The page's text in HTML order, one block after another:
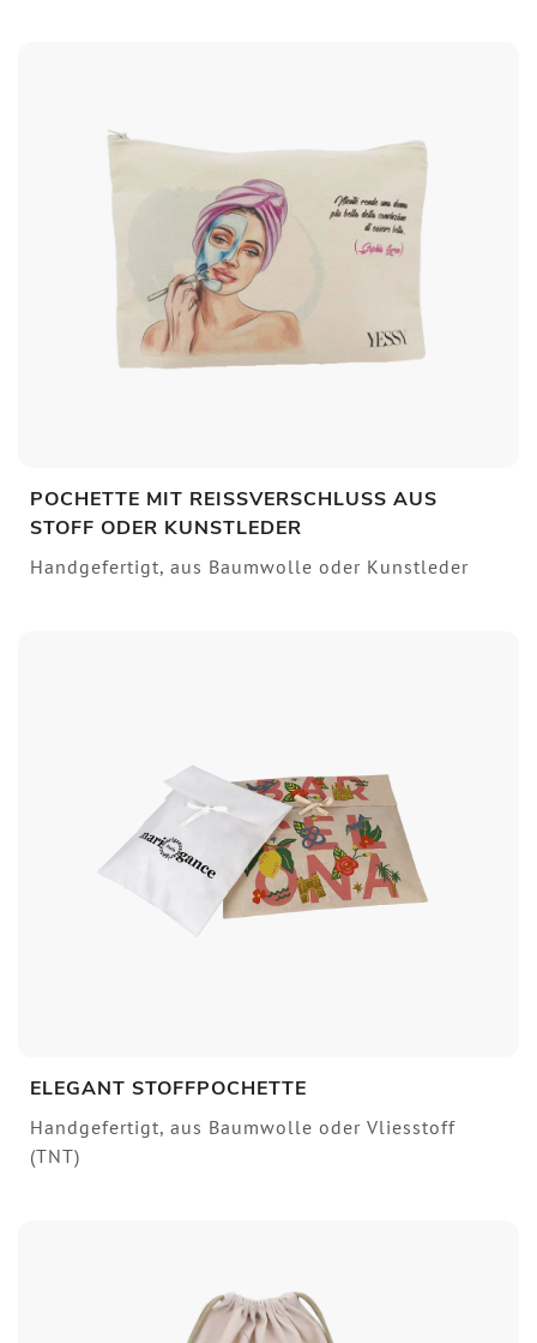
POCHETTE MIT REISSVERSCHLUSS AUS S
TOFF ODER KUNSTLEDER
Handgefertigt, aus Baumwolle oder Kunstleder
ELEGANT STOFFPOCHETTE
Handgefertigt, aus Baumwolle oder Vliesstoff
(TNT)